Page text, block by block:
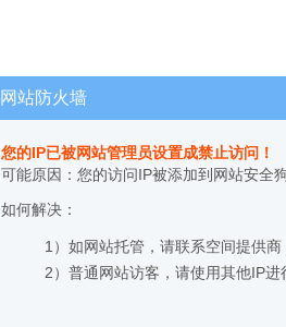
网站防火墙
您的IP已被网站管理员设置成禁止访问！
可能原因：您的访问IP被添加到网站安全
如何解决：
1）如网站托管，请联系空间提供商
2）普通网站访客，请使用其他IP进